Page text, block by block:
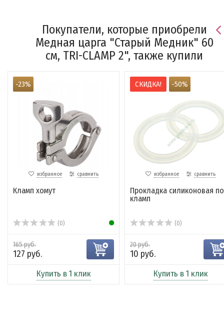
Покупатели, которые приобрели
Медная царга "Старый Медник" 60
см, TRI-CLAMP 2", также купили
-23%
избранное сравнить
Кламп хомут
(0)
165 руб.
127 руб.
Купить в 1 клик
СКИДКА! -50%
избранное сравнить
Прокладка силиконовая
кламп
(0)
20 руб.
10 руб.
Купить в 1 клик